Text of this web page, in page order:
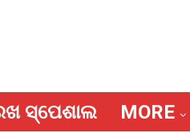
ସ୍ପେଶାଲ MORE